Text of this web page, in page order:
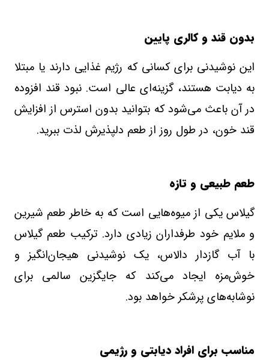
بدون قند و کالری پایین
این نوشیدنی برای کسانی که رژیم غذایی دارند یا مبتلا
به دیابت هستند، گزینه‌ای عالی است. نبود قند افزوده
در آن باعث می‌شود که بتوانید بدون استرس از افزایش
قند خون، در طول روز از طعم دلپذیرش لذت ببرید.
طعم طبیعی و تازه
گیلاس یکی از میوه‌هایی است که به خاطر طعم شیرین
و ملایم خود طرفداران زیادی دارد. ترکیب طعم گیلاس
با آب گازدار دالاس، یک نوشیدنی هیجان‌انگیز و
خوش‌مزه ایجاد می‌کند که جایگزین سالمی برای
نوشابه‌های پرشکر خواهد بود.
مناسب برای افراد دیابتی و رژیمی